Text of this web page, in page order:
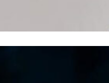
Kepribadian